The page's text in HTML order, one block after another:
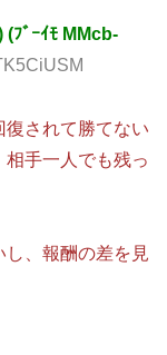
ﾌﾞｰｲﾓ MMcb-
復されて勝てない
相手一人でも残っ
し、報酬の差を見